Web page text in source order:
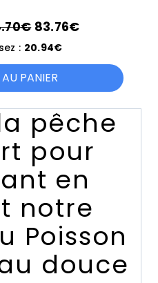
:
est :
83.76€
: 20.94€
PANIER
pêche
pour
en
notre
Poisson
douce